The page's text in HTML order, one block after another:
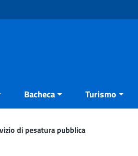
Bacheca Turismo
di pesatura pubblica